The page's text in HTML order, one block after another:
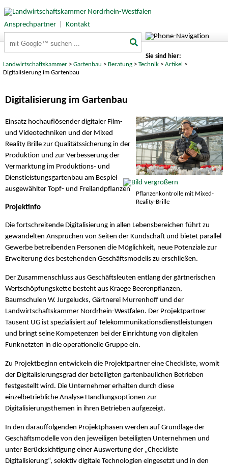
Ansprechpartner|
Kontakt
Sie sind hier:
Landwirtschaftskammer >Gartenbau > Beratung >Technik >Artikel >
Digitalisierung im Gartenbau
Digitalisierung im Gartenbau
Pflanzenkontrolle mit Mixed-
Reality-Brille
Einsatz hochauflösender digitaler Film-
und Videotechniken und der Mixed
Reality Brille zur Qualitätssicherung in der
Produktion und zur Verbesserung der
Vermarktung im Produktions- und
Dienstleistungsgartenbau am Bespiel
ausgewählter Topf- und Freilandpflanzen
Projektinfo
Die fortschreitende Digitalisierung in allen Lebensbereichen führt zu
gewandelten Ansprüchen von Seiten der Kundschaft und bietet parallel
Gewerbe betreibenden Personen die Möglichkeit, neue Potenziale zur
Erweiterung des bestehenden Geschäftsmodells zu erschließen.
Der Zusammenschluss aus Geschäftsleuten entlang der gärtnerischen
Wertschöpfungskette besteht aus Kraege Beerenpflanzen,
Baumschulen W. Jurgelucks, Gärtnerei Murrenhoff und der
Landwirtschaftskammer Nordrhein-Westfalen. Der Projektpartner
Tausent UG ist spezialisiert auf Telekommunikationsdienstleistungen
und bringt seine Kompetenzen bei der Einrichtung von digitalen
Funknetzten in die operationelle Gruppe ein.
Zu Projektbeginn entwickeln die Projektpartner eine Checkliste, womit
der Digitalisierungsgrad der beteiligten gartenbaulichen Betrieben
festgestellt wird. Die Unternehmer erhalten durch diese
einzelbetriebliche Analyse Handlungsoptionen zur
Digitalisierungsthemen in ihren Betrieben aufgezeigt.
In den darauffolgenden Projektphasen werden auf Grundlage der
Geschäftsmodelle von den jeweiligen beteiligten Unternehmen und
unter Berücksichtigung einer Auswertung der „Checkliste
Digitalisierung“, selektiv digitale Technologien eingesetzt und in den